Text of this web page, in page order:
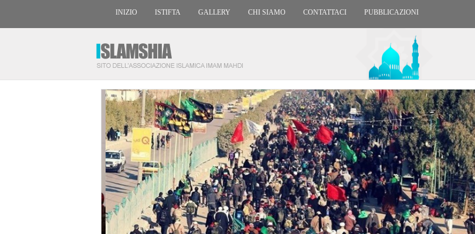
INIZIO ISTIFTA GALLERY CHI SIAMO CONTATTACI PUBBLICAZIONI